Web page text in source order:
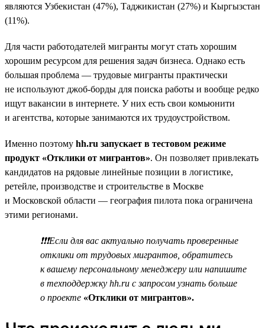
являются Узбекистан (47%), Таджикистан (27%) и Кыргызстан
(11%).
Для части работодателей мигранты могут стать хорошим
хорошим ресурсом для решения задач бизнеса. Однако есть
большая проблема — трудовые мигранты практически
не используют джоб-борды для поиска работы и вообще редко
ищут вакансии в интернете. У них есть свои комьюнити
и агентства, которые занимаются их трудоустройством.
Именно поэтому hh.ru запускает в тестовом режиме
продукт «Отклики от мигрантов». Он позволяет привлекать
кандидатов на рядовые линейные позиции в логистике,
ретейле, производстве и строительстве в Москве
и Московской области — география пилота пока ограничена
этими регионами.
❗❗❗Если для вас актуально получать проверенные
отклики от трудовых мигрантов, обратитесь
к вашему персональному менеджеру или напишите
в техподдержку hh.ru с запросом узнать больше
о проекте «Отклики от мигрантов».